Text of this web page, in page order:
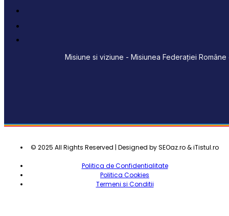
Misiune si viziune - Misiunea Federației
© 2025 All Rights Reserved | Designed by SEOaz.ro & iTistul.ro
Politica de Confidentialitate
Politica Cookies
Termeni si Conditii